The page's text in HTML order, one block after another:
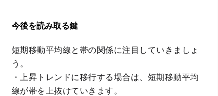
今後を読み取る鍵
短期移動平均線と帯の関係に注目していきましょ
う。
・上昇トレンドに移行する場合は、短期移動平均
線が帯を上抜けていきます。